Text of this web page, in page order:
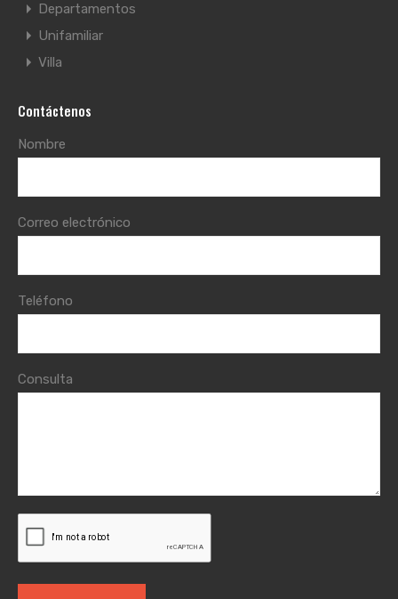
Departamentos
Unifamiliar
Villa
Contáctenos
Nombre
Correo electrónico
Teléfono
Consulta